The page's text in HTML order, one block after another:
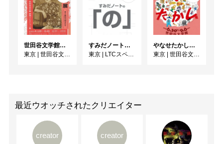
世田谷文学館コレクション展 没後30年 宇野千代展
東京 | 世田谷文学館
すみだノート展2026 ~すみだノートの「の」～
東京 | LTCスペース
やなせたかし展 人生はよろこばせごっこ
東京 | 世田谷文学館
最近ウオッチされたクリエイター
creator creator